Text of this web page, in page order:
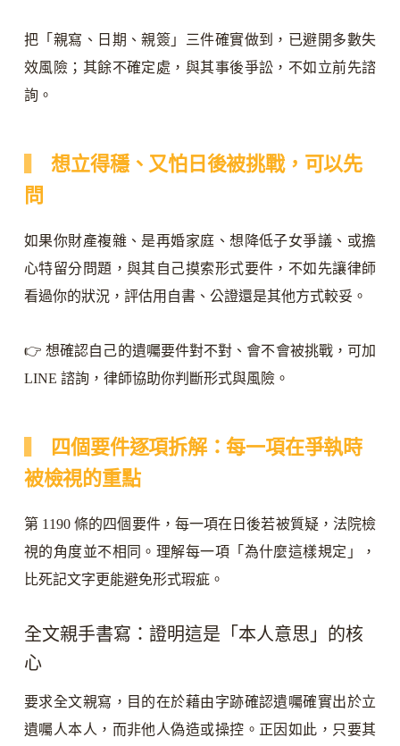
把「親寫、日期、親簽」三件確實做到，已避開多數失
效風險；其餘不確定處，與其事後爭訟，不如立前先諮
詢。
想立得穩、又怕日後被挑戰，可以先
問
如果你財產複雜、是再婚家庭、想降低子女爭議、或擔
心特留分問題，與其自己摸索形式要件，不如先讓律師
看過你的狀況，評估用自書、公證還是其他方式較妥。
👉 想確認自己的遺囑要件對不對、會不會被挑戰，可加
LINE 諮詢，律師協助你判斷形式與風險。
四個要件逐項拆解：每一項在爭執時
被檢視的重點
第 1190 條的四個要件，每一項在日後若被質疑，法院檢
視的角度並不相同。理解每一項「為什麼這樣規定」，
比死記文字更能避免形式瑕疵。
全文親手書寫：證明這是「本人意思」的核
心
要求全文親寫，目的在於藉由字跡確認遺囑確實出於立
遺囑人本人，而非他人偽造或操控。正因如此，只要其